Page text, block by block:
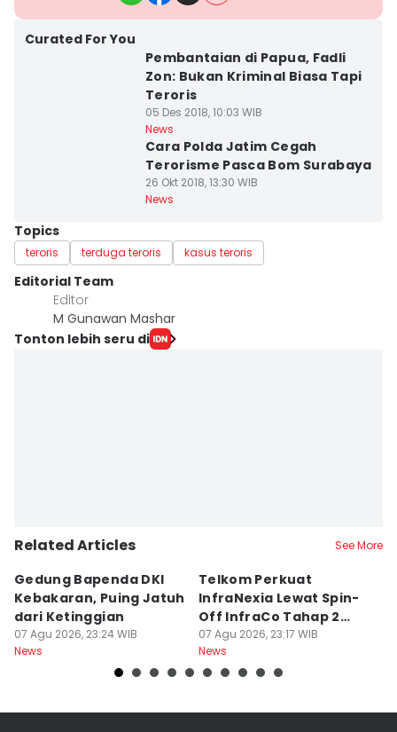
Curated For You
Pembantaian di Papua, Fadli
Zon: Bukan Kriminal Biasa Tapi
Teroris
05 Des 2018, 10:03 WIB
News
Cara Polda Jatim Cegah
Terorisme Pasca Bom Surabaya
26 Okt 2018, 13:30 WIB
News
Topics
teroris terduga teroris kasus teroris
Editorial Team
Editor
M Gunawan Mashar
Tonton lebih seru di
Related Articles See More
Gedung Bapenda DKI
Kebakaran, Puing Jatuh
dari Ketinggian
07 Agu 2026, 23:24 WIB
News
Telkom Perkuat
InfraNexia Lewat Spin-
Off InfraCo Tahap 2
Rp49,9 T
07 Agu 2026, 23:17 WIB
News